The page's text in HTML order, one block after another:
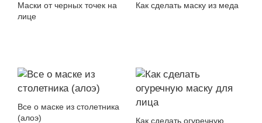
Маски от черных точек на
лице
Как сделать маску из меда
Все о маске из столетника
(алоэ)
Как сделать огуречную